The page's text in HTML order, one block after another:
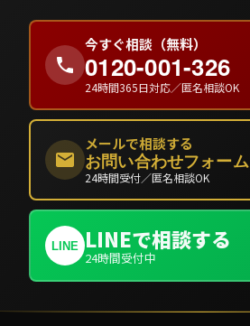
今すぐ相談（無料）
0120-001-326
24時間365日対応／匿名相談OK
メールで相談する
お問い合わせフォーム
24時間受付／匿名相談OK
LINE LINEで相談する
24時間受付中